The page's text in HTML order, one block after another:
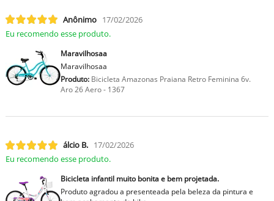
Anônimo 17/02/2026
Eu recomendo esse produto.
Maravilhosaa
Maravilhosaa
Produto:Bicicleta Amazonas Praiana Retro Feminina 6v.
Aro 26 Aero - 1367
lcio B. 17/02/2026
Eu recomendo esse produto.
Bicicleta infantil muito bonita e bem projetada.
Produto agradou a presenteada pela beleza da pintura e